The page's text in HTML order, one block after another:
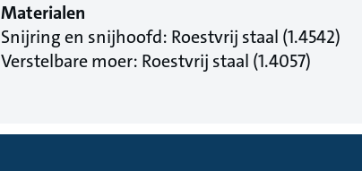
Materialen
Snijring en snijhoofd: Roestvrij staal (1.4542)
Verstelbare moer: Roestvrij staal (1.4057)